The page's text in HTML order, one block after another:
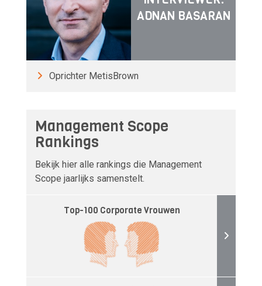
ADNAN BASARAN
Oprichter MetisBrown
Management Scope
Rankings
Bekijk hier alle rankings die Management
Scope jaarlijks samenstelt.
Top-100 Corporate Vrouwen